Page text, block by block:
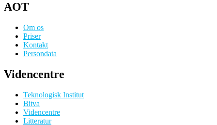
AOT
Om os
Priser
Kontakt
Persondata
Videncentre
Teknologisk Institut
Bitva
Videncentre
Litteratur